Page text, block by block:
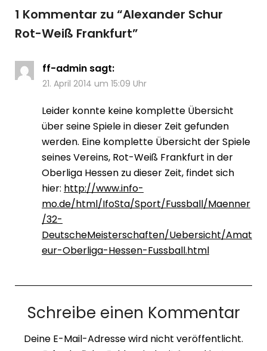
1 Kommentar zu “Alexander Schur
Rot-Weiß Frankfurt”
ff-admin sagt:
21. April 2014 um 15:09 Uhr
Leider konnte keine komplette Übersicht
über seine Spiele in dieser Zeit gefunden
werden. Eine komplette Übersicht der Spiele
seines Vereins, Rot-Weiß Frankfurt in der
Oberliga Hessen zu dieser Zeit, findet sich
hier: http://www.info-
mo.de/html/IfoSta/Sport/Fussball/Maenner
/32-
DeutscheMeisterschaften/Uebersicht/Amat
eur-Oberliga-Hessen-Fussball.html
Schreibe einen Kommentar
Deine E-Mail-Adresse wird nicht veröffentlicht.